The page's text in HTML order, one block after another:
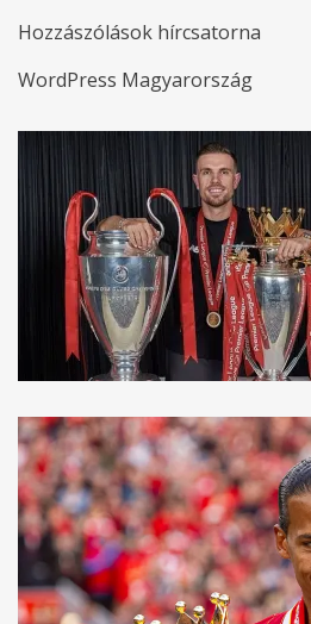
Hozzászólások hírcsatorna
WordPress Magyarország